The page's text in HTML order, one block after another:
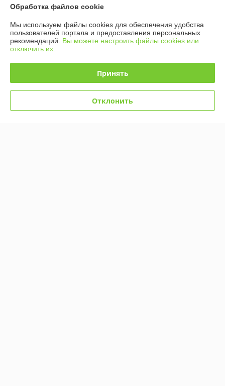
Показать все отзывы
О нас
Контакты
Доставка и оплата
График работы
Обработка файлов cookie
Мы используем файлы cookies для обеспечения удобства
пользователей портала и предоставления персональных
рекомендаций. Вы можете настроить файлы cookies или
отключить их.
Принять
Отклонить